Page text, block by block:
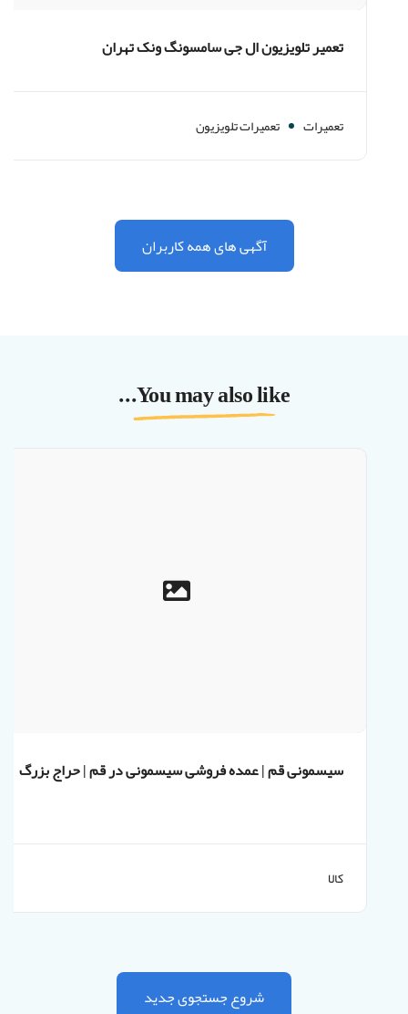
تعمیر تلویزیون ال جی سامسونگ ونک تهران
تعمیرات تعمیرات تلویزیون
آگهی های همه کاربران
You may also like...
سیسمونی قم | عمده فروشی سیسمونی در قم | حراج بزرگ
کالا
شروع جستجوی جدید